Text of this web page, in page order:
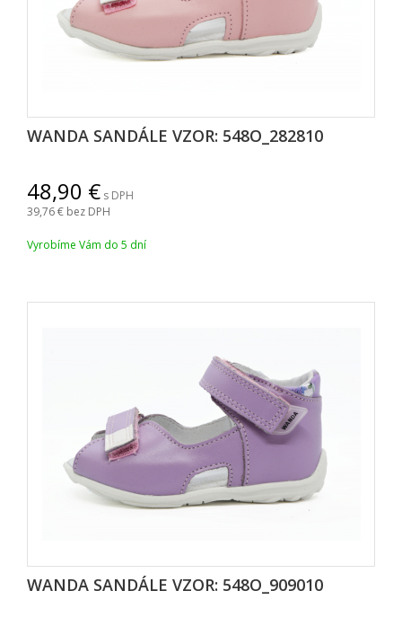
WANDA SANDÁLE VZOR: 548O_282810
48,90
s DPH
39,76 bez DPH
Vyrobíme Vám do 5 dní
WANDA SANDÁLE VZOR: 548O_909010